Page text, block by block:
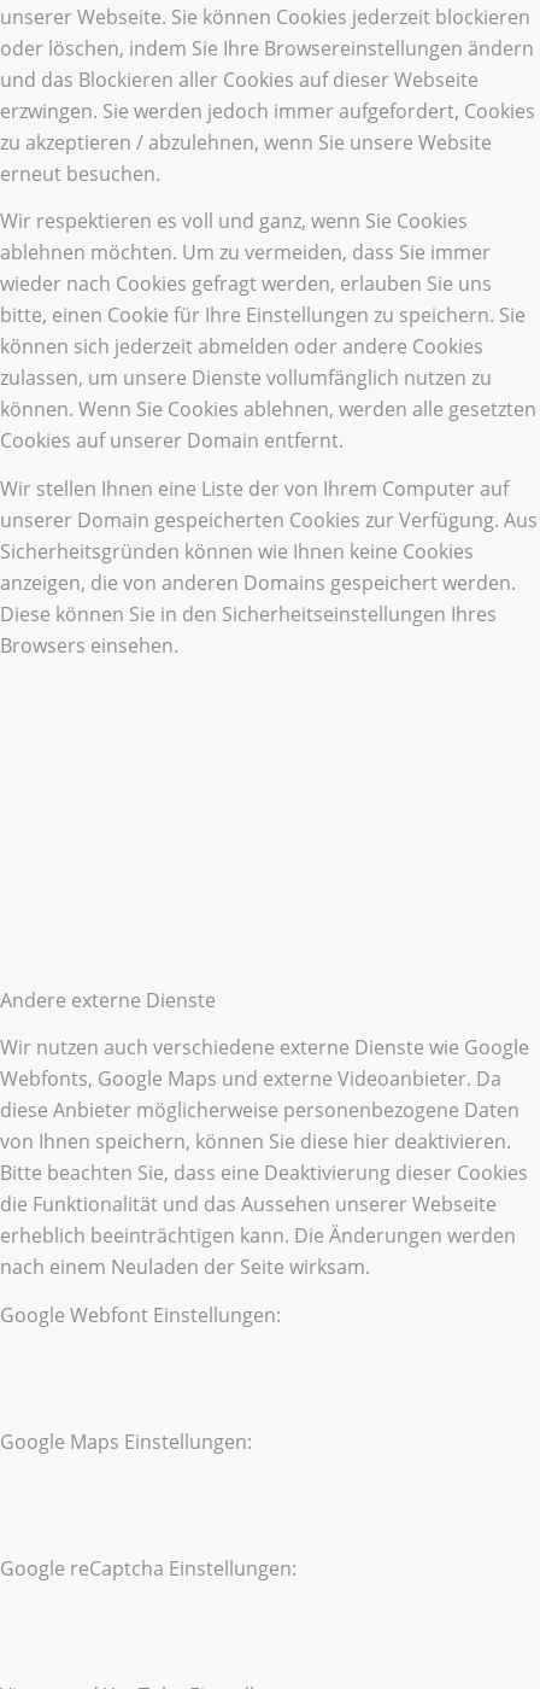
unserer Webseite. Sie können Cookies jederzeit blockieren
oder löschen, indem Sie Ihre Browsereinstellungen ändern
und das Blockieren aller Cookies auf dieser Webseite
erzwingen. Sie werden jedoch immer aufgefordert, Cookies
zu akzeptieren / abzulehnen, wenn Sie unsere Website
erneut besuchen.
Wir respektieren es voll und ganz, wenn Sie Cookies
ablehnen möchten. Um zu vermeiden, dass Sie immer
wieder nach Cookies gefragt werden, erlauben Sie uns
bitte, einen Cookie für Ihre Einstellungen zu speichern. Sie
können sich jederzeit abmelden oder andere Cookies
zulassen, um unsere Dienste vollumfänglich nutzen zu
können. Wenn Sie Cookies ablehnen, werden alle gesetzten
Cookies auf unserer Domain entfernt.
Wir stellen Ihnen eine Liste der von Ihrem Computer auf
unserer Domain gespeicherten Cookies zur Verfügung. Aus
Sicherheitsgründen können wie Ihnen keine Cookies
anzeigen, die von anderen Domains gespeichert werden.
Diese können Sie in den Sicherheitseinstellungen Ihres
Browsers einsehen.
Andere externe Dienste
Wir nutzen auch verschiedene externe Dienste wie Google
Webfonts, Google Maps und externe Videoanbieter. Da
diese Anbieter möglicherweise personenbezogene Daten
von Ihnen speichern, können Sie diese hier deaktivieren.
Bitte beachten Sie, dass eine Deaktivierung dieser Cookies
die Funktionalität und das Aussehen unserer Webseite
erheblich beeinträchtigen kann. Die Änderungen werden
nach einem Neuladen der Seite wirksam.
Google Webfont Einstellungen:
Google Maps Einstellungen:
Google reCaptcha Einstellungen: